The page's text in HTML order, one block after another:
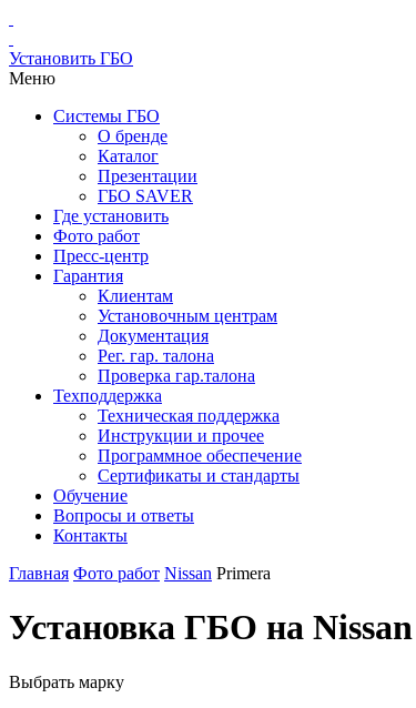
Установить ГБО
Меню
Системы ГБО
О бренде
Каталог
Презентации
ГБО SAVER
Где установить
Фото работ
Пресс-центр
Гарантия
Клиентам
Установочным центрам
Документация
Рег. гар. талона
Проверка гар.талона
Техподдержка
Техническая поддержка
Инструкции и прочее
Программное обеспечение
Сертификаты и стандарты
Обучение
Вопросы и ответы
Контакты
Главная Фото работ Nissan Primera
Установка ГБО на
Выбрать марку